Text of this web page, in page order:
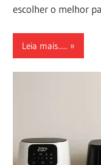
escolher o melhor
Leia mais.....